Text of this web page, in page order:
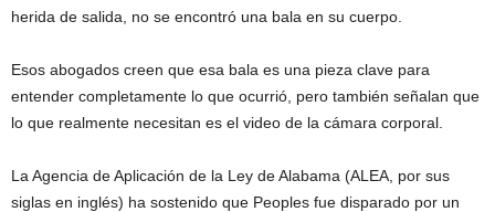
herida de salida, no se encontró una bala en su cuerpo.
Esos abogados creen que esa bala es una pieza clave para
entender completamente lo que ocurrió, pero también señalan que
lo que realmente necesitan es el video de la cámara corporal.
La Agencia de Aplicación de la Ley de Alabama (ALEA, por sus
siglas en inglés) ha sostenido que Peoples fue disparado por un